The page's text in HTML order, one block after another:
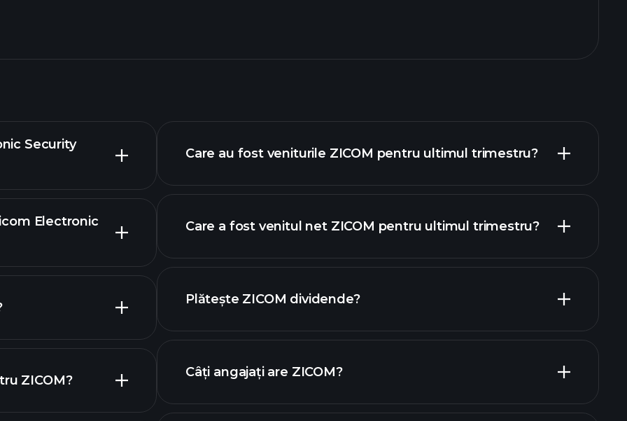
Security
graficul
Electronic
ZICOM?
Care au fost veniturile ZICOM pentru ultimul trimestru?
financiare ZICOM
Care a fost venitul net ZICOM pentru ultimul trimestru?
rapoartele financiare ZICOM
Plătește ZICOM dividende?
acțiuni cu dividende mari
Câți angajați are ZICOM?